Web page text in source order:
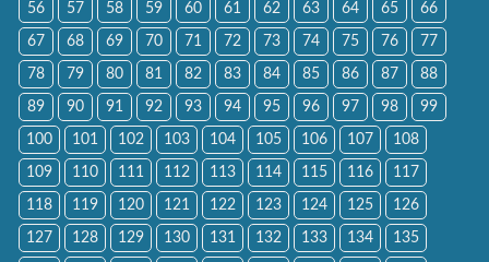
56 57 58 59 60 61 62 63 64 65 66
67 68 69 70 71 72 73 74 75 76 77
78 79 80 81 82 83 84 85 86 87 88
89 90 91 92 93 94 95 96 97 98 99
100 101 102 103 104 105 106 107 108
109 110 111 112 113 114 115 116 117
118 119 120 121 122 123 124 125 126
127 128 129 130 131 132 133 134 135